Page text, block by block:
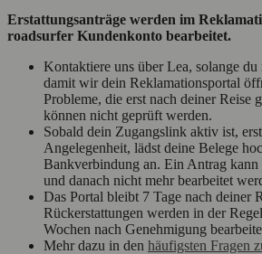
Erstattungsanträge werden im
roadsurfer Kundenkonto bearbeitet.
Kontaktiere uns über Lea, solange
damit wir dein Reklamationsportal
Probleme, die erst nach deiner Reise
können nicht geprüft werden.
Sobald dein Zugangslink aktiv ist,
Angelegenheit, lädst deine Belege
Bankverbindung an. Ein Antrag
und danach nicht mehr bearbeitet
Das Portal bleibt 7 Tage nach deiner
Rückerstattungen werden in der
Wochen nach Genehmigung
Mehr dazu in den häufigsten Fragen